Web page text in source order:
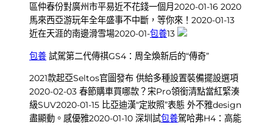
區仲春份對廣州市平易近不花錢一個月2020-01-16 2020
馬來西亞游玩年全年盛事不中斷，等你來！2020-01-13
近在天涯的南邊滑雪場2020-01-包養13
包養 試駕第二代傳祺GS4：周全煥新后的“傳奇”
2021款起亞Seltos官圖發布 供給多種設置裝備擺設選項
2020-02-03 春節購車買哪款？宋Pro領銜清點當紅緊湊
級SUV2020-01-15 比亞迪漢“定妝照”表態 外不雅design
盡顯動。感優雅2020-01-10 深圳試包養駕哈弗H4：高能